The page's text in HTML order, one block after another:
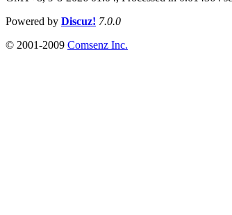
Powered by Discuz! 7.0.0
© 2001-2009 Comsenz Inc.